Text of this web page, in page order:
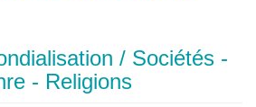
/ Sociétés -
- Religions